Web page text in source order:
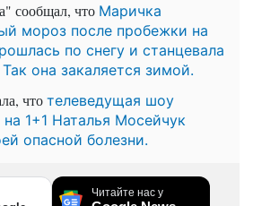
сообщал, что Маричка
мороз после пробежки на
по снегу и станцевала
она закаляется зимой.
что телеведущая шоу
1+1 Наталья Мосейчук
опасной болезни.
Читайте нас у